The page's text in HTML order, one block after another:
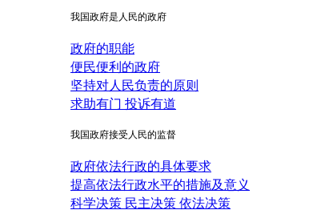
我国政府是人民的政府
政府的职能
便民便利的政府
坚持对人民负责的原则
求助有门 投诉有道
我国政府接受人民的监督
政府依法行政的具体要求
提高依法行政水平的措施及意义
科学决策 民主决策 依法决策